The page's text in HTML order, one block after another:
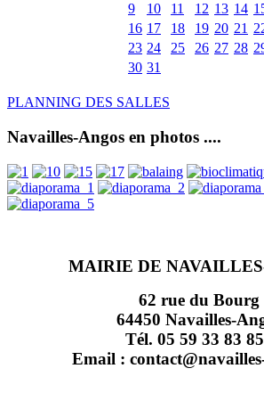
9
10 11 12 13 14
16 17 18 19 20 21
23 24 25 26 27 28
30 31
PLANNING DES SALLES
Navailles-Angos en photos ....
MAIRIE DE
62 rue du Bourg
64450 Navailles-
Tél. 05 59 33 83 85
Email :